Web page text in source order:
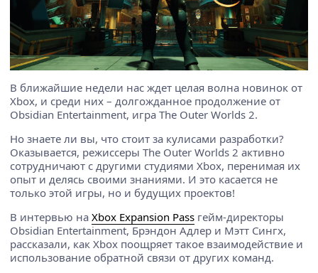
В ближайшие недели нас ждет целая волна новинок от
Xbox, и среди них – долгожданное продолжение от
Obsidian Entertainment, игра The Outer Worlds 2.
Но знаете ли вы, что стоит за кулисами разработки?
Оказывается, режиссеры The Outer Worlds 2 активно
сотрудничают с другими студиями Xbox, перенимая их
опыт и делясь своими знаниями. И это касается не
только этой игры, но и будущих проектов!
В интервью на Xbox Expansion Pass гейм-директоры
Obsidian Entertainment, Брэндон Адлер и Мэтт Сингх,
рассказали, как Xbox поощряет такое взаимодействие и
использование обратной связи от других команд.